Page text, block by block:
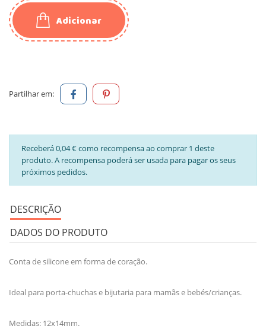
Adicionar
Partilhar em:
Receberá 0,04 € como recompensa ao comprar 1 deste
produto. A recompensa poderá ser usada para pagar os seus
próximos pedidos.
DESCRIÇÃO
DADOS DO PRODUTO
Conta de silicone em forma de coração.
Ideal para porta-chuchas e bijutaria para mamãs e bebés/crianças.
Medidas: 12x14mm.